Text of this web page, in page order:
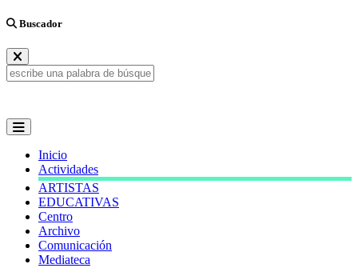
Buscador
Inicio
Actividades
ARTISTAS
EDUCATIVAS
Centro
Archivo
Comunicación
Mediateca